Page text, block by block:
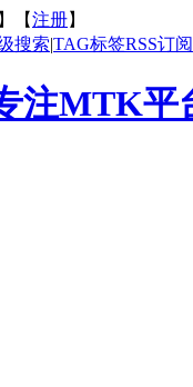
】【注册】
搜索|TAG标签RSS订阅